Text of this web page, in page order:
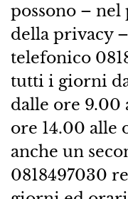
possono –
della privacy
telefonico
tutti i giorni
dalle ore 9.00
ore 14.00 alle
anche un
0818497030